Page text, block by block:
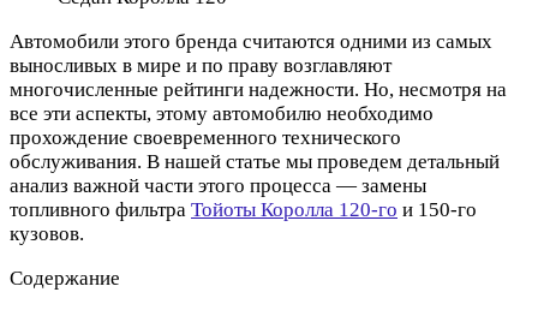
Автомобили этого бренда считаются одними из самых
выносливых в мире и по праву возглавляют
многочисленные рейтинги надежности. Но, несмотря на
все эти аспекты, этому автомобилю необходимо
прохождение своевременного технического
обслуживания. В нашей статье мы проведем детальный
анализ важной части этого процесса — замены
топливного фильтра Тойоты Королла 120-го и 150-го
кузовов.
Содержание